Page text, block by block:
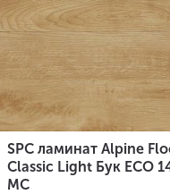
SPC ламинат Alpine
Classic Light Бук ECO
MC